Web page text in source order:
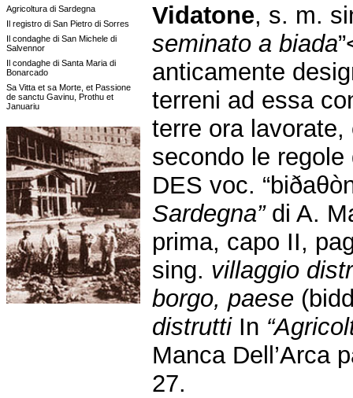
Agricoltura di Sardegna
Il registro di San Pietro di Sorres
Il condaghe di San Michele di
Salvennor
Il condaghe di Santa Maria di
Bonarcado
Sa Vitta et sa Morte, et Passione
de sanctu Gavinu, Prothu et
Januariu
Vidatone, s. m.
seminato a biada
anticamente
terreni ad essa
terre ora
secondo le
DES voc.
Sardegna”di A.
prima, capo II,
sing. villaggio
borgo, paese
distruttiIn
Manca Dell’Arca
27.